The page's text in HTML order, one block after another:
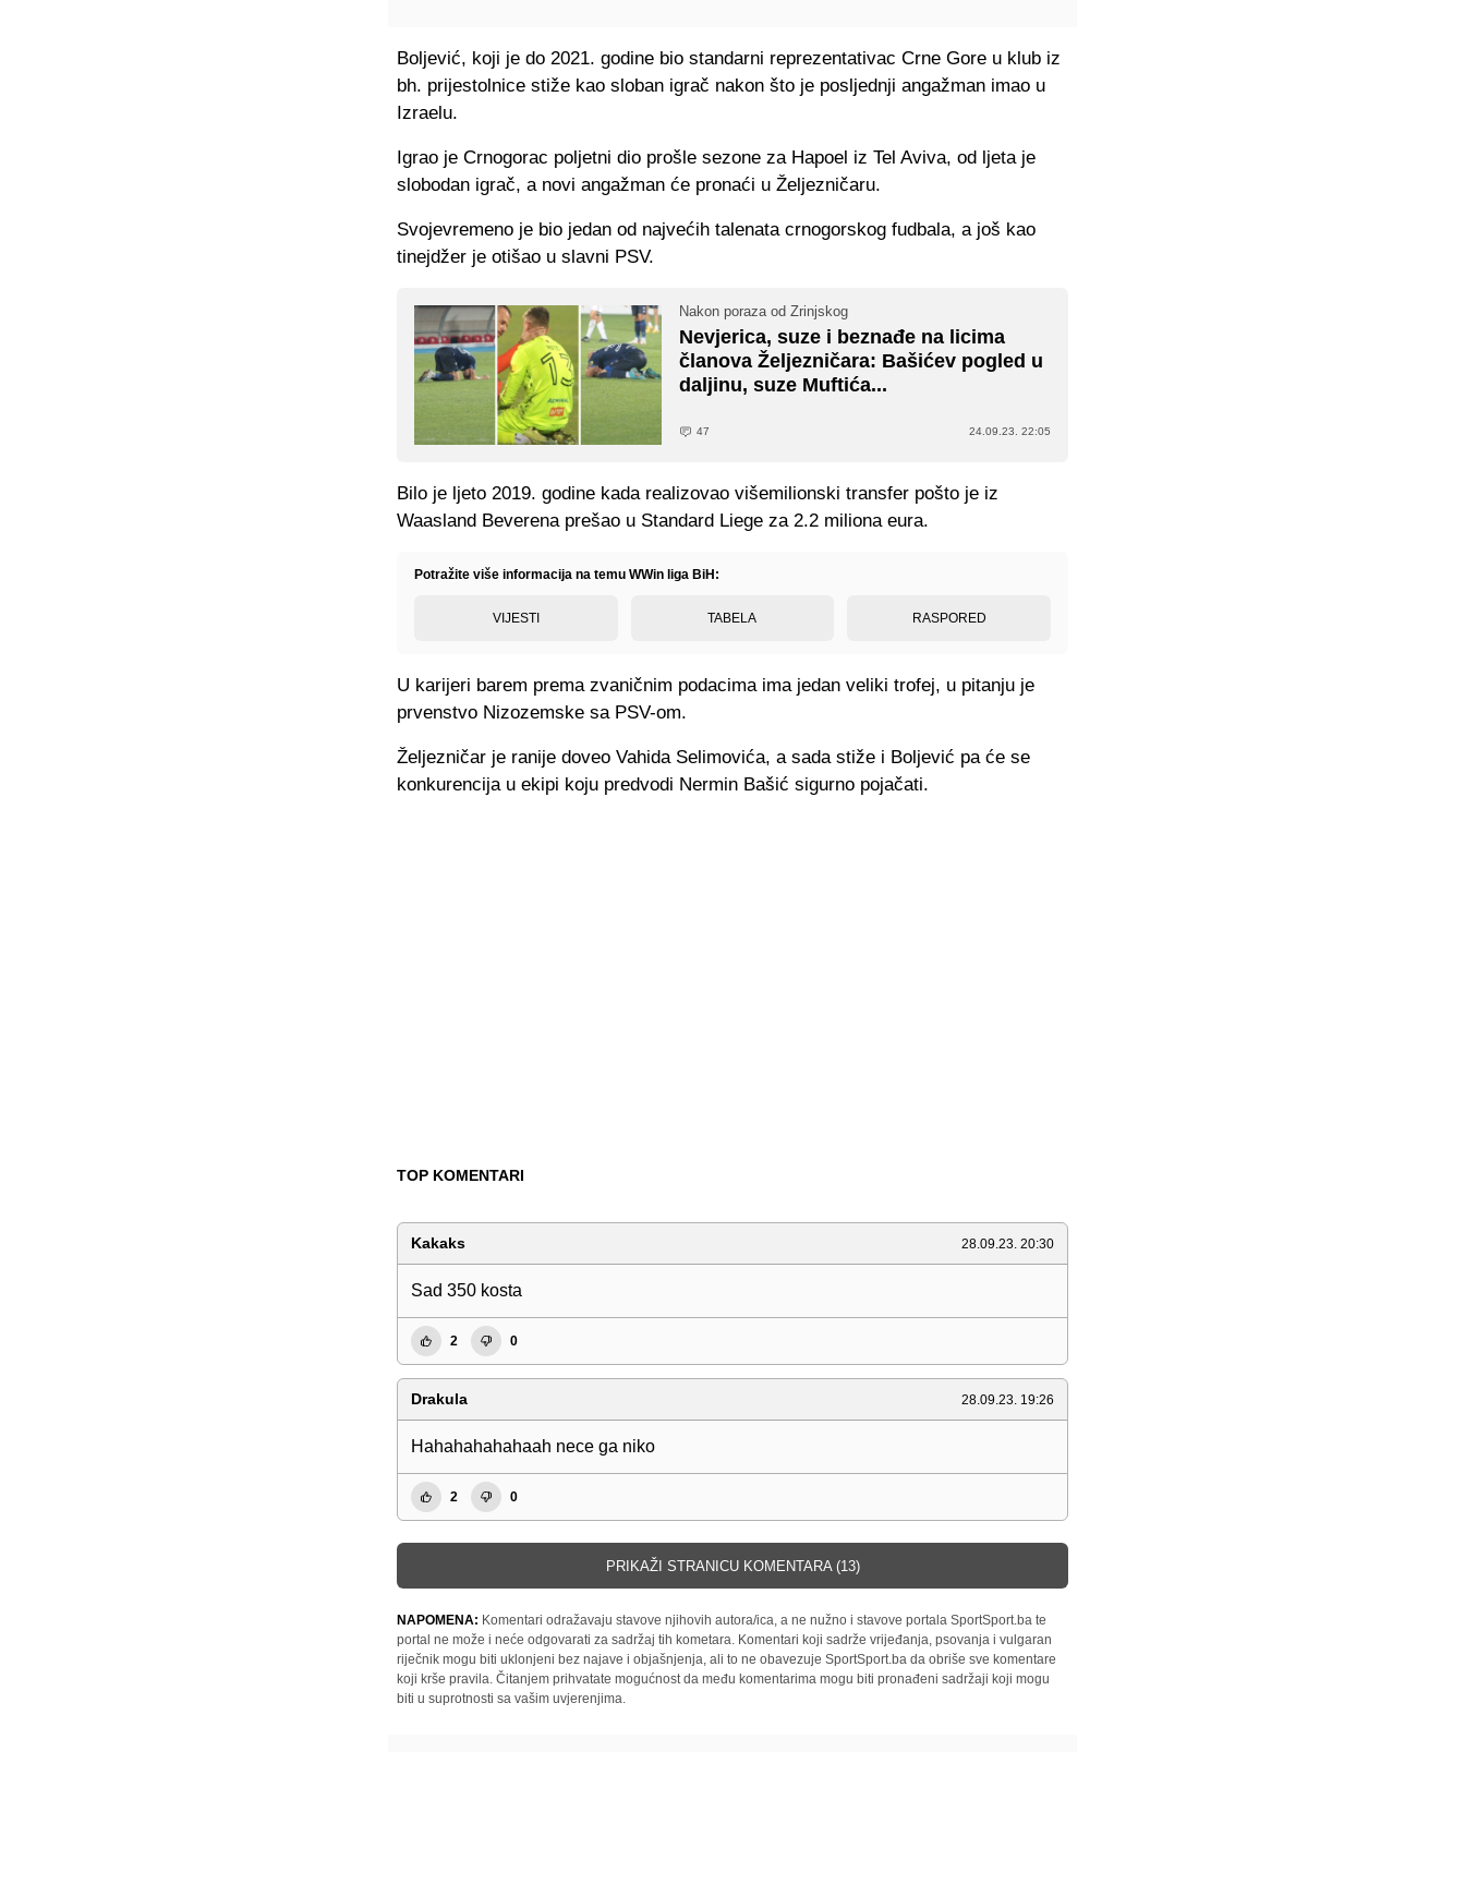
Boljević, koji je do 2021. godine bio standarni reprezentativac Crne Gore u klub iz
bh. prijestolnice stiže kao sloban igrač nakon što je posljednji angažman imao u
Izraelu.
Igrao je Crnogorac poljetni dio prošle sezone za Hapoel iz Tel Aviva, od ljeta je
slobodan igrač, a novi angažman će pronaći u Željezničaru.
Svojevremeno je bio jedan od najvećih talenata crnogorskog fudbala, a još kao
tinejdžer je otišao u slavni PSV.
Nakon poraza od Zrinjskog
Nevjerica, suze i beznađe na licima
članova Željezničara: Bašićev pogled u
daljinu, suze Muftića...
47 24.09.23. 22:05
Bilo je ljeto 2019. godine kada realizovao višemilionski transfer pošto je iz
Waasland Beverena prešao u Standard Liege za 2.2 miliona eura.
Potražite više informacija na temu WWin liga BiH:
VIJESTI TABELA RASPORED
U karijeri barem prema zvaničnim podacima ima jedan veliki trofej, u pitanju je
prvenstvo Nizozemske sa PSV-om.
Željezničar je ranije doveo Vahida Selimovića, a sada stiže i Boljević pa će se
konkurencija u ekipi koju predvodi Nermin Bašić sigurno pojačati.
TOP KOMENTARI
Kakaks 28.09.23. 20:30
Sad 350 kosta
2 0
Drakula 28.09.23. 19:26
Hahahahahahaah nece ga niko
2 0
PRIKAŽI STRANICU KOMENTARA (13)
NAPOMENA: Komentari odražavaju stavove njihovih autora/ica, a ne nužno i stavove portala SportSport.ba te
portal ne može i neće odgovarati za sadržaj tih kometara. Komentari koji sadrže vrijeđanja, psovanja i vulgaran
riječnik mogu biti uklonjeni bez najave i objašnjenja, ali to ne obavezuje SportSport.ba da obriše sve komentare
koji krše pravila. Čitanjem prihvatate mogućnost da među komentarima mogu biti pronađeni sadržaji koji mogu
biti u suprotnosti sa vašim uvjerenjima.